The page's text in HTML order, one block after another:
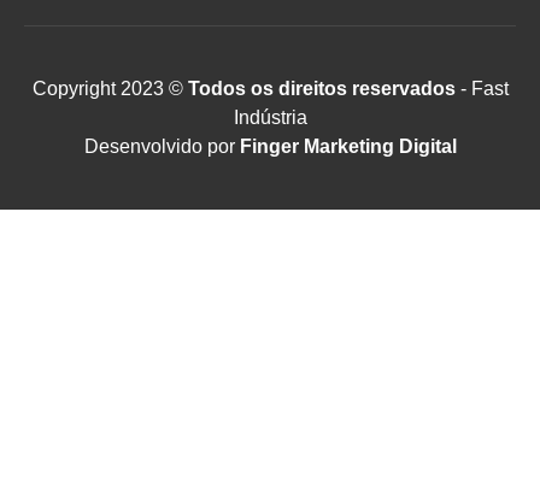
Copyright 2023 ©Todos os direitos reservados- Fast
Indústria
Desenvolvido por Finger Marketing Digital